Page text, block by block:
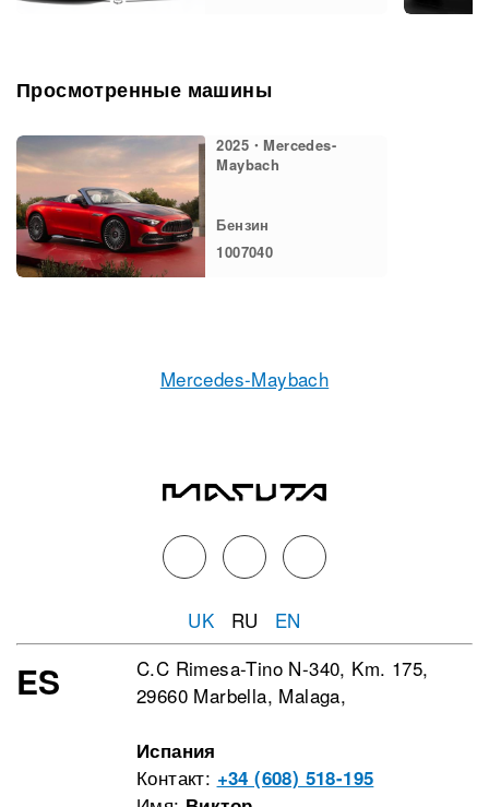
Просмотренные машины
2025・Mercedes-
Maybach
Бензин
1007040
Mercedes-Maybach
UK RU EN
ES
C.C Rimesa-Tino N-340, Km. 175,
29660 Marbella, Malaga,
Испания
Контакт: +34 (608) 518-195